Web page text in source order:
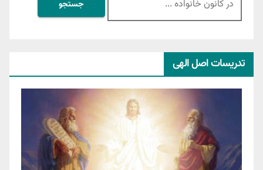
برای:
تدریسات اصل الهی